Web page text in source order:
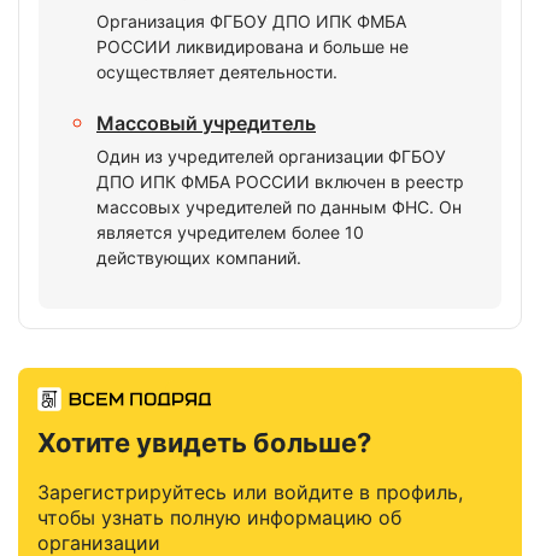
Организация ФГБОУ ДПО ИПК ФМБА
РОССИИ ликвидирована и больше не
осуществляет деятельности.
Массовый учредитель
Один из учредителей организации ФГБОУ
ДПО ИПК ФМБА РОССИИ включен в реестр
массовых учредителей по данным ФНС. Он
является учредителем более 10
действующих компаний.
Хотите увидеть больше?
Зарегистрируйтесь или войдите в профиль,
чтобы узнать полную информацию об
организации